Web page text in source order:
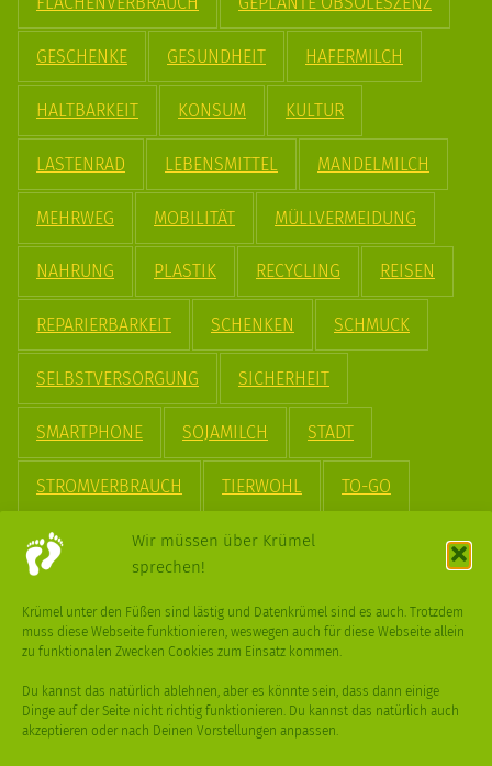
Wir müssen über Krümel
sprechen!
Krümel unter den Füßen sind lästig und Datenkrümel sind es auch. Trotzdem
muss diese Webseite funktionieren, weswegen auch für diese Webseite allein
zu funktionalen Zwecken Cookies zum Einsatz kommen.
Du kannst das natürlich ablehnen, aber es könnte sein, dass dann einige
Dinge auf der Seite nicht richtig funktionieren. Du kannst das natürlich auch
akzeptieren oder nach Deinen Vorstellungen anpassen.
GESCHENKE GESUNDHEIT HAFERMILCH
HALTBARKEIT KONSUM KULTUR
LASTENRAD LEBENSMITTEL MANDELMILCH
MEHRWEG MOBILITÄT MÜLLVERMEIDUNG
NAHRUNG PLASTIK RECYCLING REISEN
REPARIERBARKEIT SCHENKEN SCHMUCK
SELBSTVERSORGUNG SICHERHEIT
SMARTPHONE SOJAMILCH STADT
STROMVERBRAUCH TIERWOHL TO-GO
TREND UPCYCLING VEGAN
WEIHNACHTSBAUM WINTER